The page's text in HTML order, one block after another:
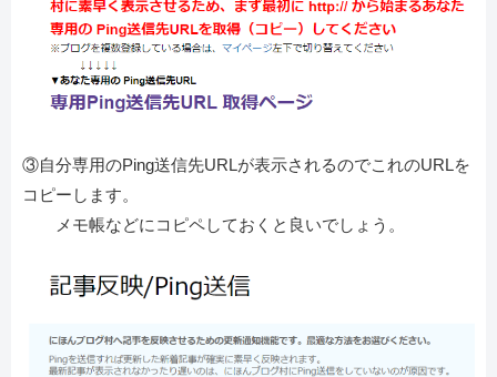
③自分専用のPing送信先URLが表示されるのでこれのURLを
コピーします。
メモ帳などにコピペしておくと良いでしょう。